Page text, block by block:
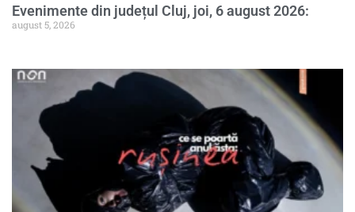
Evenimente din județul Cluj, joi, 6 august 2026:
august 5, 2026